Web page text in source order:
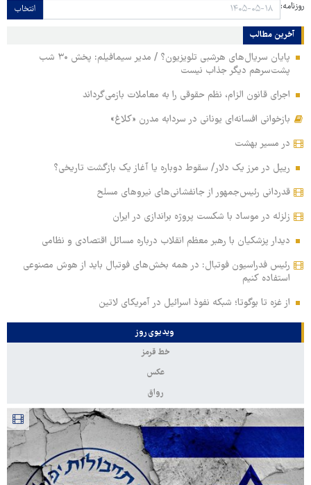
روزنامه: انتخاب
آخرین مطالب
پایان سریال‌های هرشبی تلویزیون؟ / مدیر سیمافیلم: پخش ۳۰ شب
پشت‌سرهم دیگر جذاب نیست
اجرای قانون الزام، نظم حقوقی را به معاملات بازمی‌گرداند
بازخوانی افسانه‌ای یونانی در سردابه مدرن «کلاغ»
در مسیر بهشت
ریپل در مرز یک دلار/ سقوط دوباره یا آغاز یک بازگشت تاریخی؟
قدردانی رئیس‌جمهور از جانفشانی‌های نیروهای مسلح
زلزله در موساد با شکست پروژه براندازی در ایران
دیدار پزشکیان با رهبر معظم انقلاب درباره مسائل اقتصادی و نظامی
رئیس فدراسیون فوتبال: در همه بخش‌های فوتبال باید از هوش مصنوعی
استفاده کنیم
از غزه تا بوگوتا؛ شبکه نفوذ اسرائیل در آمریکای لاتین
ویدیوی روز
خط قرمز
عکس
رواق